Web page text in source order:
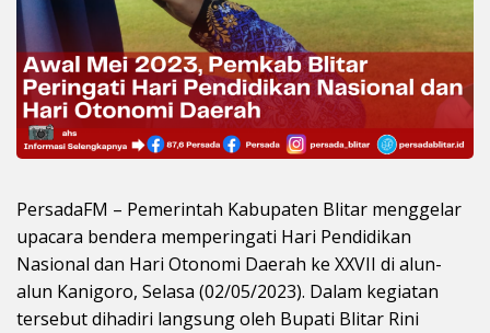
PersadaFM – Pemerintah Kabupaten Blitar menggelar
upacara bendera memperingati Hari Pendidikan
Nasional dan Hari Otonomi Daerah ke XXVII di alun-
alun Kanigoro, Selasa (02/05/2023). Dalam kegiatan
tersebut dihadiri langsung oleh Bupati Blitar Rini